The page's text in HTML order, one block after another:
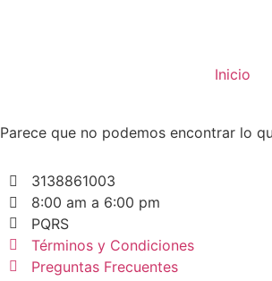
Inicio
Parece que no podemos encontrar lo
3138861003
8:00 am a 6:00 pm
PQRS
Términos y Condiciones
Preguntas Frecuentes